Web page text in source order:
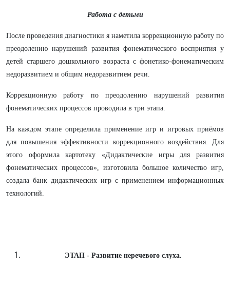
Работа с детьми
После проведения диагностики я наметила коррекционную работу по
преодолению нарушений развития фонематического восприятия у
детей старшего дошкольного возраста с фонетико-фонематическим
недоразвитием и общим недоразвитием речи.
Коррекционную работу по преодолению нарушений развития
фонематических процессов проводила в три этапа.
На каждом этапе определила применение игр и игровых приёмов
для повышения эффективности коррекционного воздействия. Для
этого оформила картотеку «Дидактические игры для развития
фонематических процессов», изготовила большое количество игр,
создала банк дидактических игр с применением информационных
технологий.
ЭТАП - Развитие неречевого слуха.